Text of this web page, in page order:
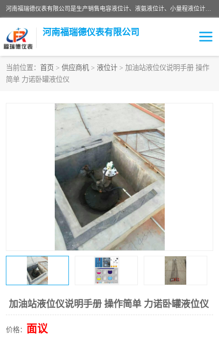
河南福瑞德仪表有限公司是生产销售电容液位计、液氨液位计、小量程液位计定制、智能锅炉水位计、液氮液位计等；并在产品开发、研制的过程中，吸取国内外仪器仪表的技术精华，建立了一支高、精、尖的科研开发队伍，使产品性能不断升级。
河南福瑞德仪表有限公司
当前位置： 首页 > 供应商机 > 液位计 > 加油站液位仪说明手册 操作
简单 力诺卧罐液位仪
加油站液位仪说明手册 操作简单 力诺卧罐液位仪
价格： 面议
液位计
流量传感器
液氮液位计
液位计传感器定制
物位计
测漏仪
锅炉水位计
智能锅炉水位计 电容液位计
流量仪表 加油站液位仪